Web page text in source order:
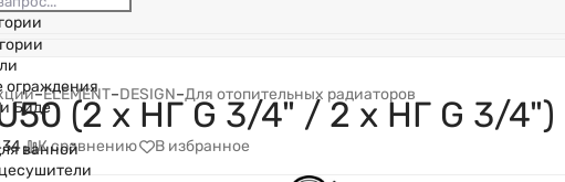
Биде
ванной
–ELEMENT–DESIGN–Для отопительных радиаторов
(2 х НГ G 3/4" / 2 х НГ G 3/4")
К сравнению В избранное